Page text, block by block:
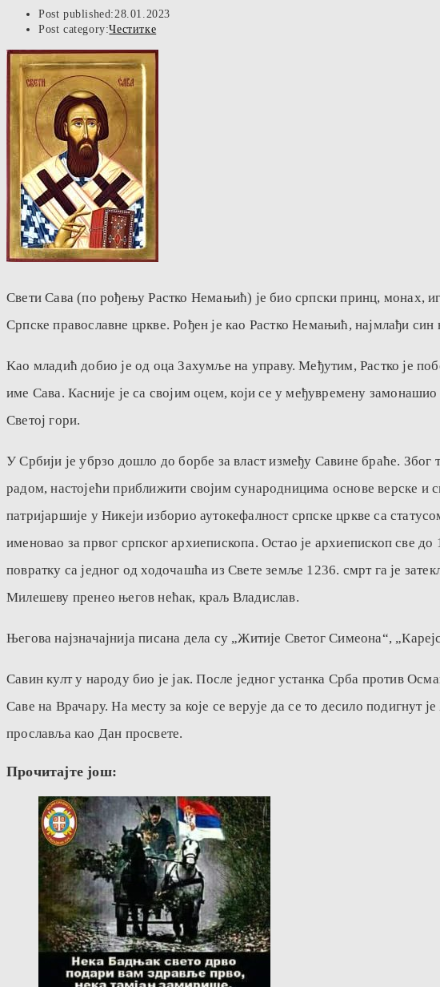
Post published:28.01.2023
Post category:Честитке
Свети Сава (по рођењу Растко Немањић) је био српски принц, монах,
Српске православне цркве. Рођен је као Растко Немањић, најмлађи
Kao младић добио је од оца Захумље на управу. Међутим, Растко је
име Сава. Касније је са својим оцем, који се у међувремену
Светој гори.
У Србији је убрзо дошло до борбе за власт између Савине браће. Због
радом, настојећи приближити својим сународницима основе верске и
патријаршије у Никеји изборио аутокефалност српске цркве са
именовао за првог српског архиепископа. Остао је архиепископ све
повратку са једног од ходочашћа из Свете земље 1236. смрт га је
Милешеву пренео његов нећак, краљ Владислав.
Његова најзначајнија писана дела су „Житије Светог Симеона“,
Савин култ у народу био је јак. После једног устанка Срба против
Саве на Врачару. На месту за које се верује да се то десило
прославља као Дан просвете.
Прочитајте још: